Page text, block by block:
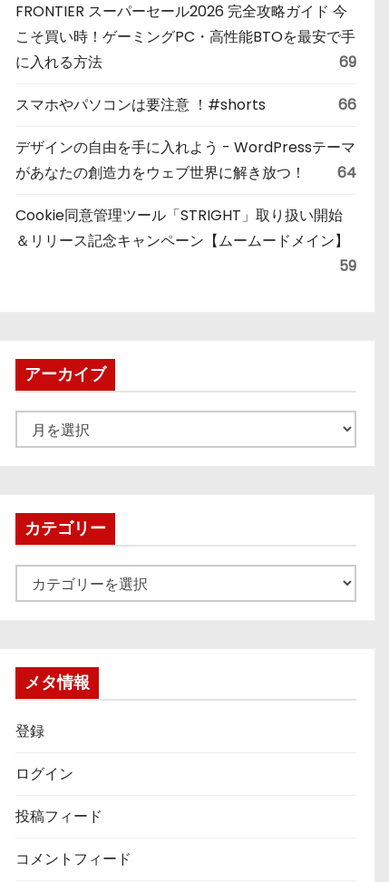
FRONTIER スーパーセール2026 完全攻略ガイド 今
こそ買い時！ゲーミングPC・高性能BTOを最安で手
に入れる方法
69
スマホやパソコンは要注意 ！#shorts 66
デザインの自由を手に入れよう - WordPressテーマ
があなたの創造力をウェブ世界に解き放つ！
64
Cookie同意管理ツール「STRIGHT」取り扱い開始
＆リリース記念キャンペーン【ムームードメイン】
59
アーカイブ
ー
ブカテゴリー
テ
メタ情報
登録
ログイン
投稿フィード
コメントフィード